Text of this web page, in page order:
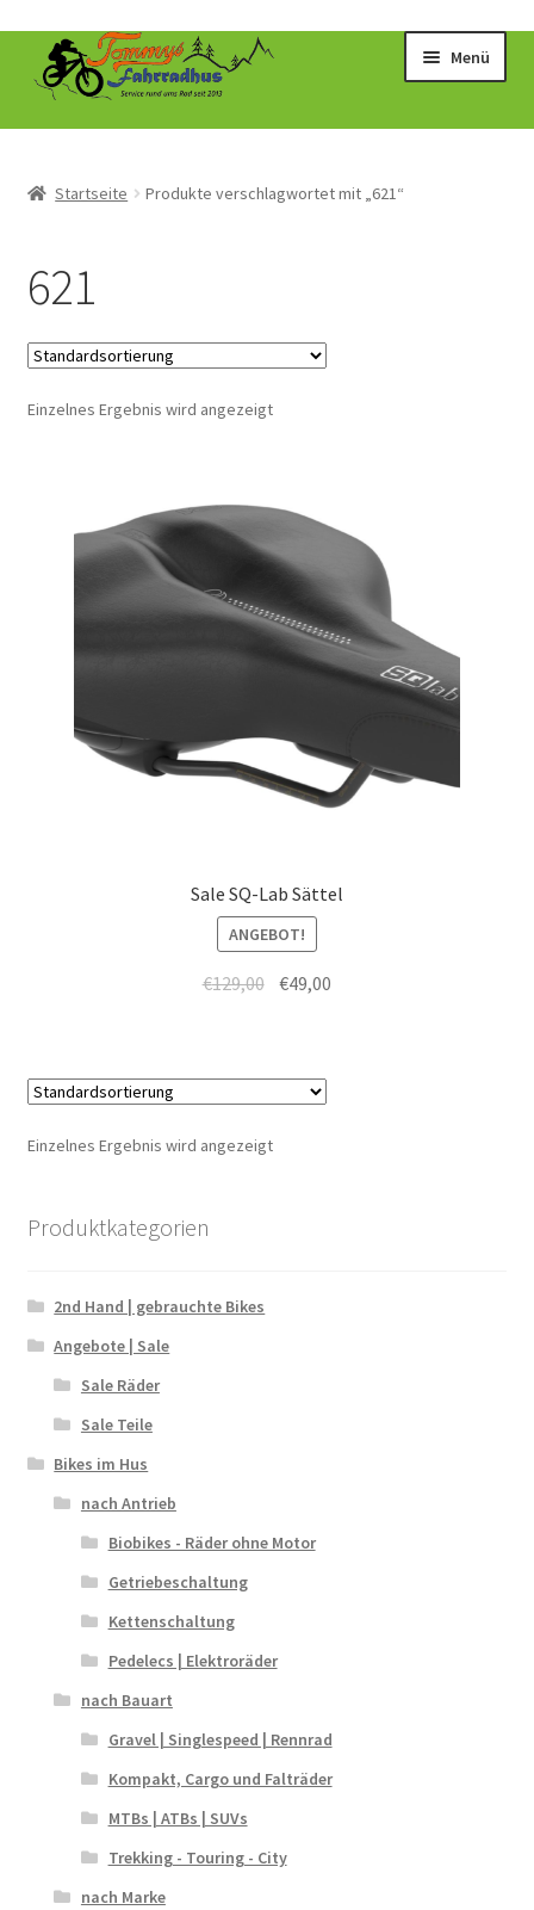
Zur
Navigation
springen
Zum
Inhalt
springen
Menü
Startseite Produkte verschlagwortet mit „621“
621
Einzelnes Ergebnis wird angezeigt
Sale SQ-Lab Sättel
ANGEBOT!
€129,00 €49,00
Einzelnes Ergebnis wird angezeigt
Produktkategorien
2nd Hand | gebrauchte Bikes
Angebote | Sale
Sale Räder
Sale Teile
Bikes im Hus
nach Antrieb
Biobikes - Räder ohne Motor
Getriebeschaltung
Kettenschaltung
Pedelecs | Elektroräder
nach Bauart
Gravel | Singlespeed | Rennrad
Kompakt, Cargo und Falträder
MTBs | ATBs | SUVs
Trekking - Touring - City
nach Marke